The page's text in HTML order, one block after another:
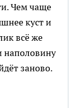
Чем чаще
куст и
всё же
наполовину
заново.